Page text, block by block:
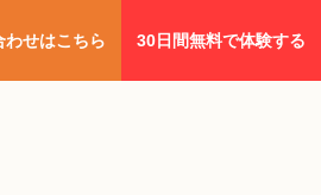
わせはこちら 30日間無料で体験する